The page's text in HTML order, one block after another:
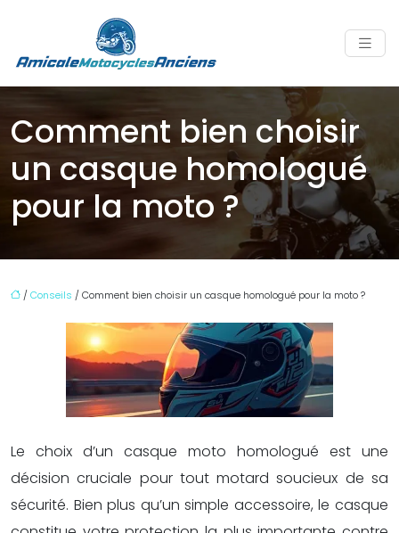
Comment bien choisir
un casque homologué
pour la moto ?
/Conseils / Comment bien choisir un casque homologué pour la moto ?
Le choix d’un casque moto homologué est une
décision cruciale pour tout motard soucieux de sa
sécurité. Bien plus qu’un simple accessoire, le casque